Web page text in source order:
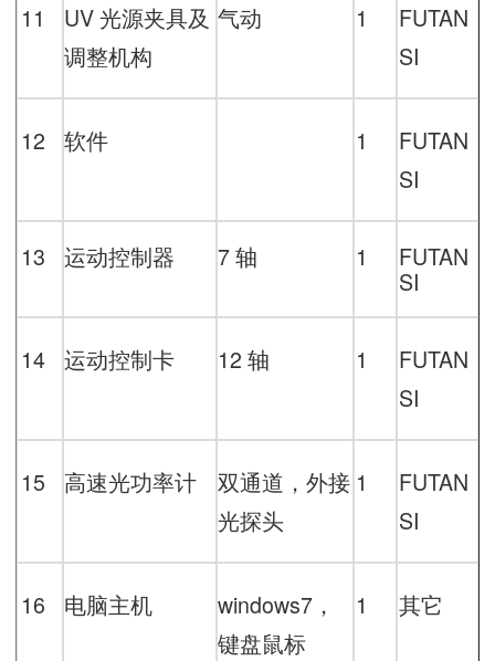
11 UV光源夹具及
调整机构
气动 1
FUTAN
SI
12 软件 1
FUTAN
SI
13 运动控制器 7轴 1 FUTAN
SI
14 运动控制卡 12 轴 1
FUTAN
SI
15 高速光功率计
双通道，外接
光探头
1
FUTAN
SI
16 电脑主机 windows7 ，
键盘鼠标
1 其它